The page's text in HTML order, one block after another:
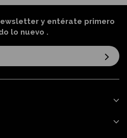
y entérate primero
lo nuevo .